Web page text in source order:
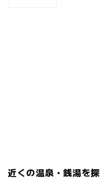
近くの温泉・銭湯を